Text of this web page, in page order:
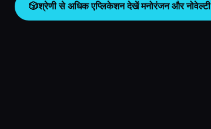
🎲श्रेणी से अधिक एप्लिकेशन देखेंमनोरंजन और नोवेल्टी